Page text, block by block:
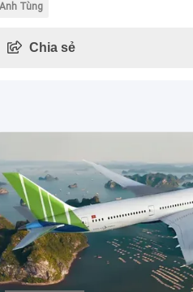
Tùng
Chia sẻ